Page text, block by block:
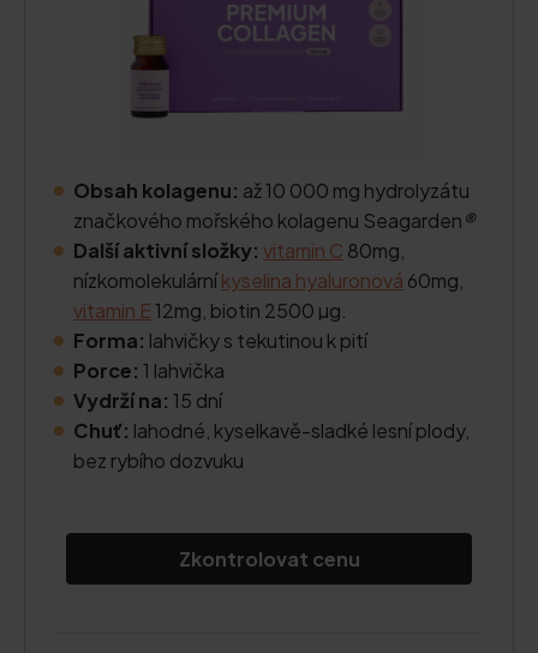
Obsah kolagenu: až 10 000 mg hydrolyzátu
značkového mořského kolagenu Seagarden®
Další aktivní složky: vitamin C 80mg,
nízkomolekulárníkyselina hyaluronová 60mg,
vitamin E12mg, biotin 2500 µg.
Forma: lahvičky s tekutinou k pití
Porce: 1 lahvička
Vydrží na: 15 dní
Chuť: lahodné, kyselkavě-sladké lesní plody,
bez rybího dozvuku
Zkontrolovat cenu